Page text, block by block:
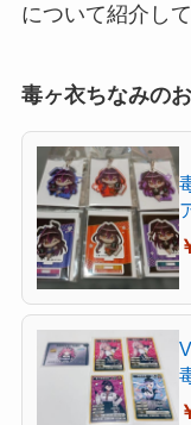
について紹介し
毒ヶ衣ちなみの